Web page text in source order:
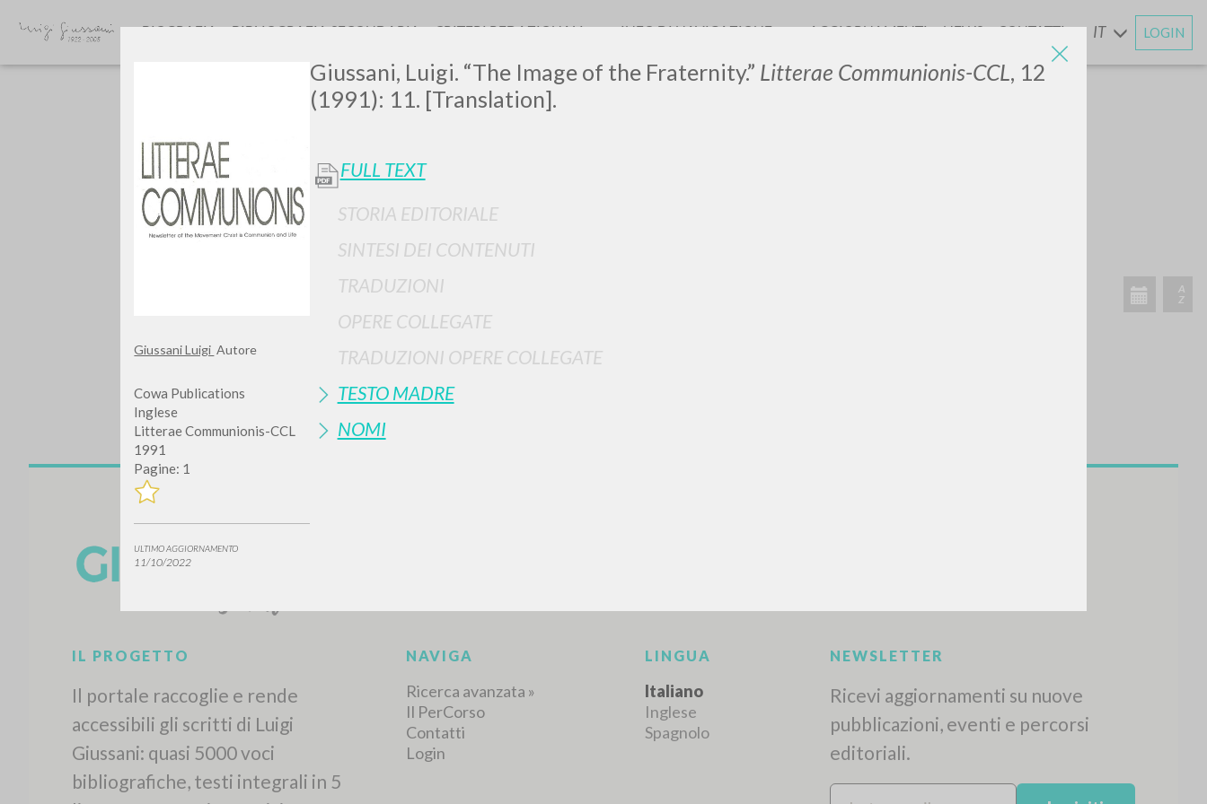
Giussani Luigi Autore
Cowa Publications
Inglese
Litterae Communionis-CCL
1991
Pagine: 1
ULTIMO AGGIORNAMENTO
11/10/2022
Giussani, Luigi. “The Image of the Fraternity.” Litterae Communionis-CCL, 12
(1991): 11. [Translation].
FULL TEXT
STORIA EDITORIALE
SINTESI DEI CONTENUTI
TRADUZIONI
OPERE COLLEGATE
TRADUZIONI OPERE COLLEGATE
TESTO MADRE
NOMI
LUIGI
GIUSSANI
scritti
BIOGRAFIA BIBLIOGRAFIA SECONDARIA CRITERI REDAZIONALI INFO DI NAVIGAZIONE AGGIORNAMENTIENEWS CONTATTI IT LOGIN
TIPOLOGIA OPERA LINGUA ATTIVITÀ RECENTI